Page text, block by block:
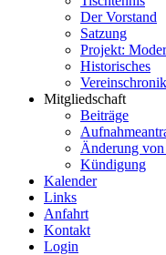
Der Vorstand
Satzung
Projekt:
Historisches
Vereinschronik
Mitgliedschaft
Beiträge
Änderung
Kündigung
Kalender
Links
Anfahrt
Kontakt
Login